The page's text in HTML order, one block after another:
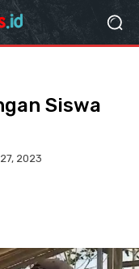
Siswa
2023